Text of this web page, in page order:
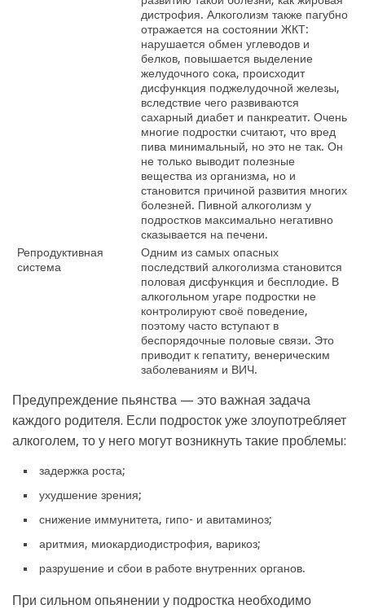
дистрофия. Алкоголизм также пагубно
отражается на состоянии ЖКТ:
нарушается обмен углеводов и
белков, повышается выделение
желудочного сока, происходит
дисфункция поджелудочной железы,
вследствие чего развиваются
сахарный диабет и панкреатит. Очень
многие подростки считают, что вред
пива минимальный, но это не так. Он
не только выводит полезные
вещества из организма, но и
становится причиной развития многих
болезней. Пивной алкоголизм у
подростков максимально негативно
сказывается на печени.
Репродуктивная
система
Одним из самых опасных
последствий алкоголизма становится
половая дисфункция и бесплодие. В
алкогольном угаре подростки не
контролируют своё поведение,
поэтому часто вступают в
беспорядочные половые связи. Это
приводит к гепатиту, венерическим
заболеваниям и ВИЧ.
Предупреждение пьянства — это важная задача
каждого родителя. Если подросток уже злоупотребляет
алкоголем, то у него могут возникнуть такие проблемы:
задержка роста;
ухудшение зрения;
снижение иммунитета, гипо- и авитаминоз;
аритмия, миокардиодистрофия, варикоз;
разрушение и сбои в работе внутренних органов.
При сильном опьянении у подростка необходимо